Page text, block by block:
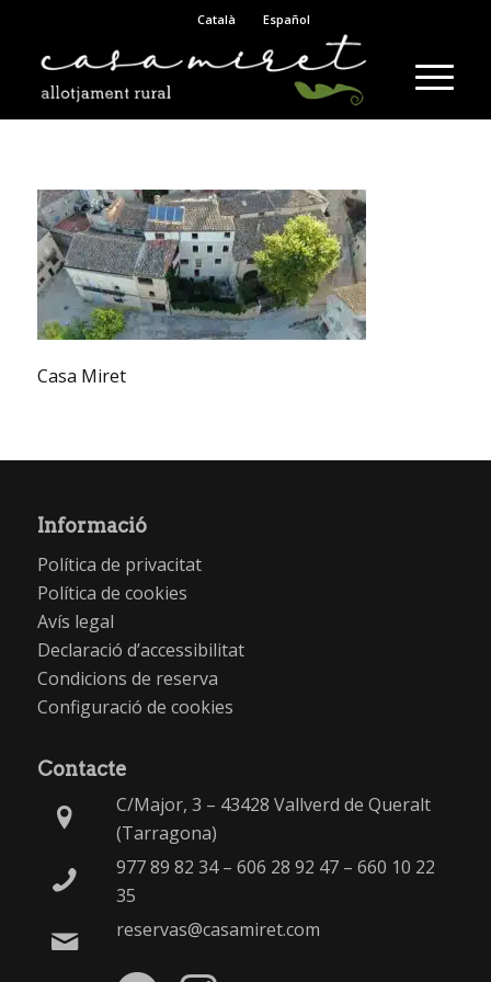
Català Español
Casa Miret
Informació
Política de privacitat
Política de cookies
Avís legal
Declaració d’accessibilitat
Condicions de reserva
Configuració de cookies
Contacte
C/Major, 3 – 43428 Vallverd de Queralt
(Tarragona)
977 89 82 34– 606 28 92 47– 660 10 22
35
reservas@casamiret.com